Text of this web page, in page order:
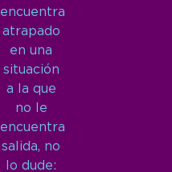
encuentra
atrapado
en una
situación
a la que
no le
encuentra
salida, no
lo dude: